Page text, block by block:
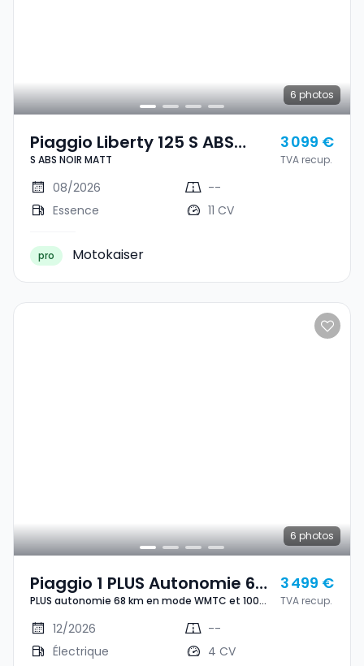
6 photos
Piaggio Liberty 125 S ABS
NOIR MATT
S ABS NOIR MATT
3 099 €
TVA recup.
08/2026
--
Essence
11 CV
pro Motokaiser
6 photos
Piaggio 1 PLUS Autonomie 68
Km En Mode WMTC Et 100 Km
En Mode ECO B 45km/h
PLUS autonomie 68 km en mode WMTC et 100
3 499 €
TVA recup.
12/2026
--
Électrique
4 CV